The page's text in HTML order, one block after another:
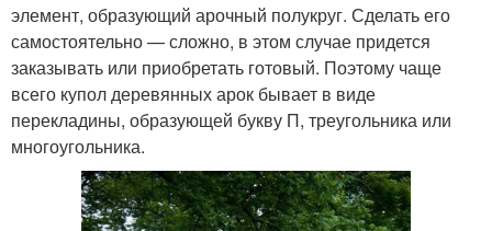
элемент, образующий арочный полукруг. Сделать его
самостоятельно — сложно, в этом случае придется
заказывать или приобретать готовый. Поэтому чаще
всего купол деревянных арок бывает в виде
перекладины, образующей букву П, треугольника или
многоугольника.